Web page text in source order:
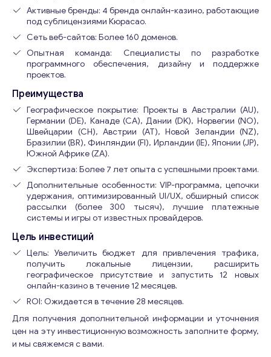
Активные бренды: 4 бренда онлайн-казино, работающие
под сублицензиями Кюрасао.
Сеть веб-сайтов: Более 160 доменов.
Опытная команда: Специалисты по разработке
программного обеспечения, дизайну и поддержке
проектов.
Преимущества
Географическое покрытие: Проекты в Австралии (AU),
Германии (DE), Канаде (CA), Дании (DK), Норвегии (NO),
Швейцарии (CH), Австрии (AT), Новой Зеландии (NZ),
Бразилии (BR), Финляндии (FI), Ирландии (IE), Японии (JP),
Южной Африке (ZA).
Экспертиза: Более 7 лет опыта с успешными проектами.
Дополнительные особенности: VIP-программа, цепочки
удержания, оптимизированный UI/UX, обширный список
рассылки (более 300 тысяч), лучшие платежные
системы и игры от известных провайдеров.
Цель инвестиций
Цель: Увеличить бюджет для привлечения трафика,
получить локальные лицензии, расширить
географическое присутствие и запустить 12 новых
онлайн-казино в течение 12 месяцев.
ROI: Ожидается в течение 28 месяцев.
Для получения дополнительной информации и уточнения
цен на эту инвестиционную возможность заполните форму,
и мы свяжемся с вами.